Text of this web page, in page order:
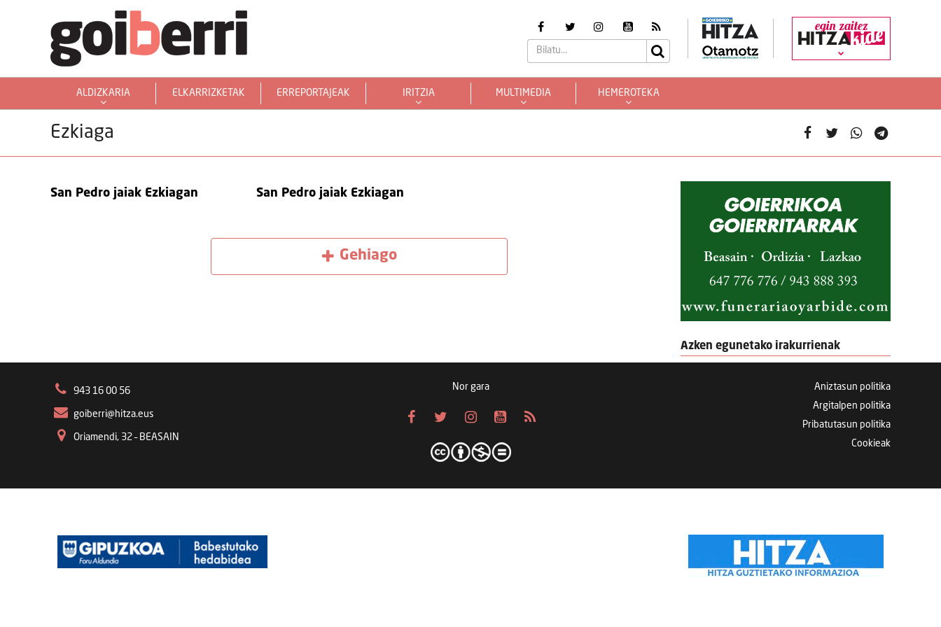
egin zaitez
ALDIZKARIA ELKARRIZKETAK ERREPORTAJEAK IRITZIA MULTIMEDIA HEMEROTEKA
Ezkiaga
San Pedro jaiak Ezkiagan San Pedro jaiak Ezkiagan
Gehiago
Azken egunetako irakurrienak
943 16 00 56
goiberri@hitza.eus
Oriamendi, 32 – BEASAIN
Nor gara
Aniztasun politika
Argitalpen politika
Pribatutasun politika
Cookieak